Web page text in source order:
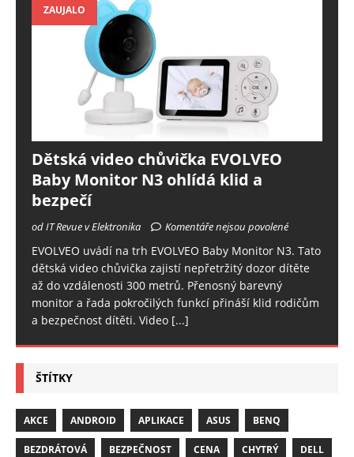
ZAUJALO
Dětská video chůvička EVOLVEO
Baby Monitor N3 ohlídá klid a
bezpečí
od IT Revue v Elektronika Komentáře nejsou povolené
EVOLVEO uvádí na trh EVOLVEO Baby Monitor N3. Tato
dětská video chůvička zajistí nepřetržitý dozor dítěte
až do vzdálenosti 300 metrů. Přenosný barevný
monitor a řada pokročilých funkcí přináší klid rodičům
a bezpečnost dítěti. Video [...]
ŠTÍTKY
AKCE ANDROID APLIKACE ASUS BENQ
BEZDRÁTOVÁ BEZPEČNOST CENA CHYTRÝ DELL